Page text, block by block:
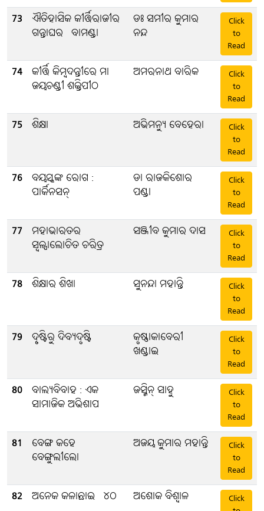
73
ଐତିହାସିକ କୀର୍ତ୍ତିରାଜୀର
ଗନ୍ତାଘର - ବାମଣ୍ଡା
ଡଃ ସମୀର କୁମାର
ନନ୍ଦ
Click
to
Read
74
କୀର୍ତ୍ତି କିମ୍ବଦନ୍ତୀରେ ମା
ଜୟଚଣ୍ଡୀ ଶକ୍ତିପୀଠ
ଅମରନାଥ ବାରିକ
Click
to
Read
75 ଶିକ୍ଷା ଅଭିମନ୍ୟୁ ବେହେରା
Click
to
Read
76
ବୟସ୍କଙ୍କ ରୋଗ :
ପାର୍କିନସନ୍
ଡା ରାଜକିଶୋର
ପଣ୍ଡା
Click
to
Read
77
ମହାଭାରତର
ସ୍ବଳ୍ପାଲୋଚିତ ଚରିତ୍ର
ସଞ୍ଜୀବ କୁମାର ଦାସ
Click
to
Read
78 ଶିକ୍ଷାର ଶିଖା ସୁନନ୍ଦା ମହାନ୍ତି
Click
to
Read
79 ଦୃ୍ଷ୍ଟିରୁ ଦିବ୍ୟଦୃଷ୍ଟି
କୃଷ୍ଣାକାବେରୀ
ଖଣ୍ଡାଇ
Click
to
Read
80
ବାଲ୍ୟବିବାହ : ଏକ
ସାମାଜିକ ଅଭିଶାପ
ଜସ୍ମିନ୍ ସାହୁ
Click
to
Read
81
ବେଙ୍ଗ କହେ
ବେଙ୍ଗୁଲୀଲୋ
ଅଜୟ କୁମାର ମହାନ୍ତି
Click
to
Read
82 ଅନେକ କଳାଛାଇ - ୪୦ ଅଶୋକ ବିଶ୍ବାଳ
Click